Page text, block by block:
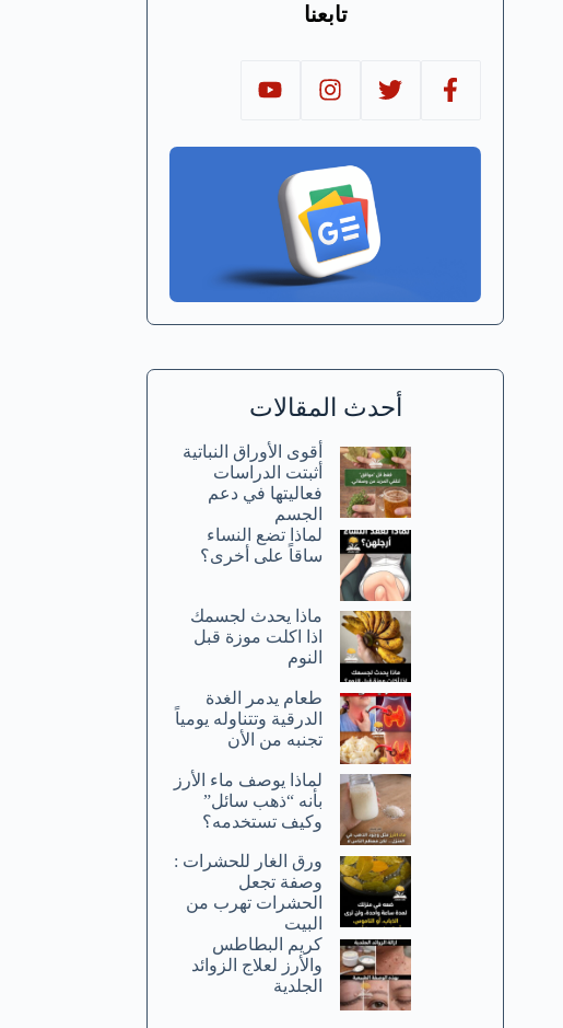
تابعنا
أحدث المقالات
أقوى الأوراق النباتية
أثبتت الدراسات
فعاليتها في دعم
الجسم
لماذا تضع النساء
ساقاً على أخرى؟
ماذا يحدث لجسمك
اذا اكلت موزة قبل
النوم
طعام يدمر الغدة
الدرقية وتتناوله يومياً
تجنبه من الأن
لماذا يوصف ماء الأرز
بأنه “ذهب سائل”
وكيف تستخدمه؟
ورق الغار للحشرات :
وصفة تجعل
الحشرات تهرب من
البيت
كريم البطاطس
والأرز لعلاج الزوائد
الجلدية